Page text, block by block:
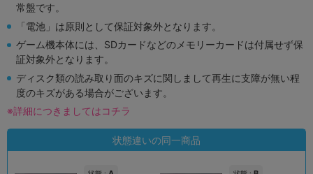
常盤です。
「電池」は原則として保証対象外となります。
ゲーム機本体には、SDカードなどのメモリーカードは付属せず保
証対象外となります。
ディスク類の読み取り面のキズに関しまして再生に支障が無い程
度のキズがある場合がございます。
※詳細につきましてはコチラ
状態違いの同一商品